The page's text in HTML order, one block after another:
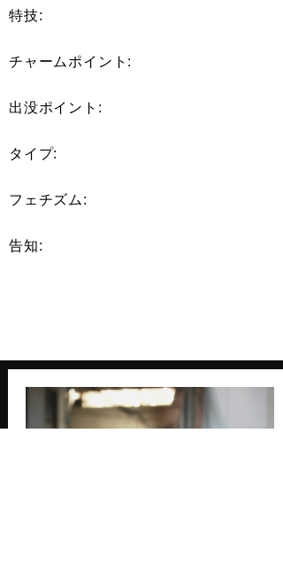
特技:
チャームポイント:
タイプ:
出没ポイント:
​フェチズム:
告知: